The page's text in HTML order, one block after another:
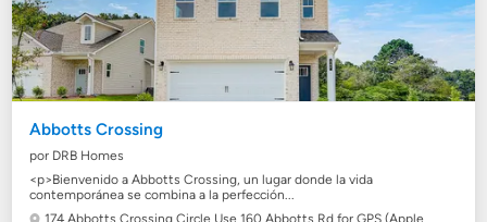
Abbotts Crossing
por DRB Homes
<p>Bienvenido a Abbotts Crossing, un lugar donde la vida
contemporánea se combina a la perfección...
174 Abbotts Crossing Circle Use 160 Abbotts Rd for GPS (Apple